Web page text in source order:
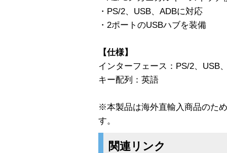
・PS/2、USB、ADBに対応
・2ポートのUSBハブを装備
【仕様】
インターフェース：PS/2、USB
キー配列：英語
※本製品は海外直輸入商品のた
す。
関連リンク